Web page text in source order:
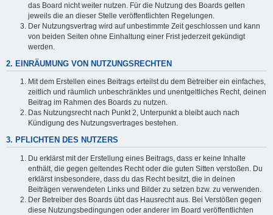
das Board nicht weiter nutzen. Für die Nutzung des Boards gelten
jeweils die an dieser Stelle veröffentlichten Regelungen.
Der Nutzungsvertrag wird auf unbestimmte Zeit geschlossen und kann
von beiden Seiten ohne Einhaltung einer Frist jederzeit gekündigt
werden.
2. EINRÄUMUNG VON NUTZUNGSRECHTEN
Mit dem Erstellen eines Beitrags erteilst du dem Betreiber ein einfaches,
zeitlich und räumlich unbeschränktes und unentgeltliches Recht, deinen
Beitrag im Rahmen des Boards zu nutzen.
Das Nutzungsrecht nach Punkt 2, Unterpunkt a bleibt auch nach
Kündigung des Nutzungsvertrages bestehen.
3. PFLICHTEN DES NUTZERS
Du erklärst mit der Erstellung eines Beitrags, dass er keine Inhalte
enthält, die gegen geltendes Recht oder die guten Sitten verstoßen. Du
erklärst insbesondere, dass du das Recht besitzt, die in deinen
Beiträgen verwendeten Links und Bilder zu setzen bzw. zu verwenden.
Der Betreiber des Boards übt das Hausrecht aus. Bei Verstößen gegen
diese Nutzungsbedingungen oder anderer im Board veröffentlichten